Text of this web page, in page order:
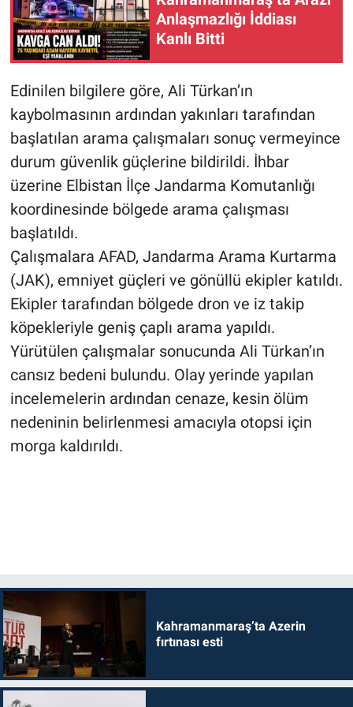
Anlaşmazlığı İddiası
Kanlı Bitti
Edinilen bilgilere göre, Ali Türkan’ın
kaybolmasının ardından yakınları tarafından
başlatılan arama çalışmaları sonuç vermeyince
durum güvenlik güçlerine bildirildi. İhbar
üzerine Elbistan İlçe Jandarma Komutanlığı
koordinesinde bölgede arama çalışması
başlatıldı.
Çalışmalara AFAD, Jandarma Arama Kurtarma
(JAK), emniyet güçleri ve gönüllü ekipler katıldı.
Ekipler tarafından bölgede dron ve iz takip
köpekleriyle geniş çaplı arama yapıldı.
Yürütülen çalışmalar sonucunda Ali Türkan’ın
cansız bedeni bulundu. Olay yerinde yapılan
incelemelerin ardından cenaze, kesin ölüm
nedeninin belirlenmesi amacıyla otopsi için
morga kaldırıldı.
Kahramanmaraş’ta Azerin
fırtınası esti